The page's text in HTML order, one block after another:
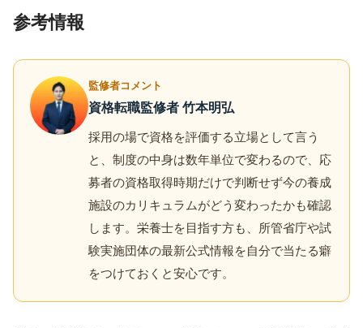
参考情報
監修者コメント
資格転職監修者 竹本明弘
採用の場で資格を評価する立場として言う
と、制度の中身は数年単位で変わるので、応
募者の資格取得時期だけで判断せず今の養成
施設のカリキュラムがどう変わったかも確認
します。栄養士を目指す方も、所管省庁や試
験実施団体の最新公式情報を自分で当たる癖
をつけておくと安心です。